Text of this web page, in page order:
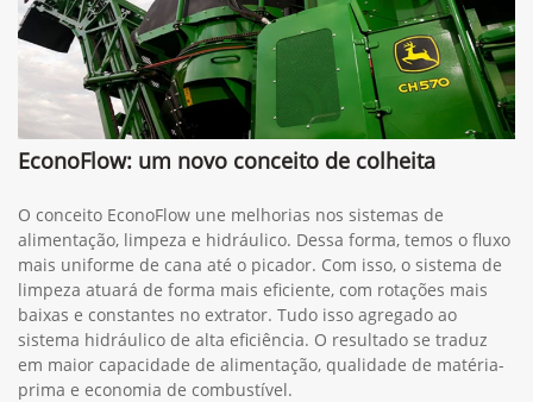
EconoFlow: um novo conceito de colheita
O conceito EconoFlow une melhorias nos sistemas de
alimentação, limpeza e hidráulico. Dessa forma, temos o fluxo
mais uniforme de cana até o picador. Com isso, o sistema de
limpeza atuará de forma mais eficiente, com rotações mais
baixas e constantes no extrator. Tudo isso agregado ao
sistema hidráulico de alta eficiência. O resultado se traduz
em maior capacidade de alimentação, qualidade de matéria-
prima e economia de combustível.